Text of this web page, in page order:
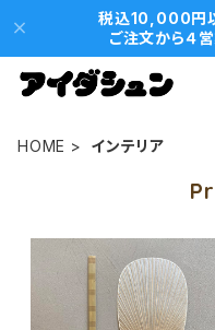
税込10,000円
ご注文から４
HOME インテリア